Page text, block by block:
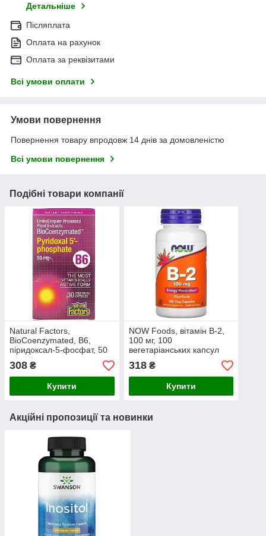
Детальніше
Післяплата
Оплата на рахунок
Оплата за реквізитами
Всі умови оплати
Умови повернення
Повернення товару впродовж 14 днів за домовленістю
Всі умови повернення
Подібні товари компанії
Natural Factors,
BioCoenzymated, B6,
піридоксал-5-фосфат, 50
мг, 30 вегетаріанських
капсул
308 ₴
Купити
NOW Foods, вітамін B-2,
100 мг, 100
вегетаріанських капсул
318₴
Купити
Акційні пропозиції та новинки